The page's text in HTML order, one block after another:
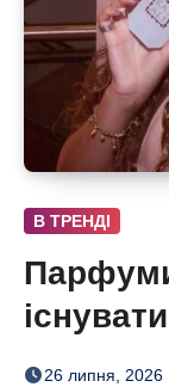
В ТРЕНДІ
26 липня, 2026